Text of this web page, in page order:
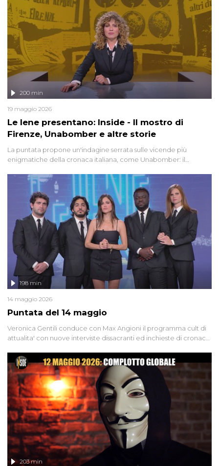
Le Iene presentano: Inside - Il mostro di
Firenze, Unabomber e altre storie
200 min
19 maggio 2026
La puntata propone un'indagine serrata sulle vicende più
enigmatiche della cronaca italiana, come Unabomber: il
'90 e il 2000 che, inquietantemente, potrebbe essere ancora in
libertà. Lo speciale affronta inoltre le zone d'ombra sul Mostro di
Firenze, le cui responsabilità appaiono ancora oggi avvolte in un
groviglio di dubbi mai chiariti. Nel corso dello speciale anche
l'intervista inedita a Olindo Romano, realizzata ne...
Puntata del 14 maggio
198 min
14 maggio 2026
Veronica Gentili conduce con Max Angioni il programma cult di
attualita' con nuove interviste dissacranti ed inchieste di cronaca
203 min